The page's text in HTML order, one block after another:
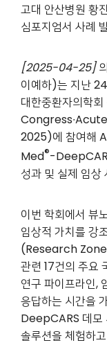
고대 안산병원 황
심포지엄서 사례
[2025-04-25]
이예하)는 지난
대한중환자의학
2025)에 참여해
Med®-
성과 및 실제 임상
이번 학회에서 뷰
임상적 가치를 강
(Research
관련 17건의 주요
연구 파이프라인,
응답하는 시간을
DeepCARS 데모
솔루션을 체험하